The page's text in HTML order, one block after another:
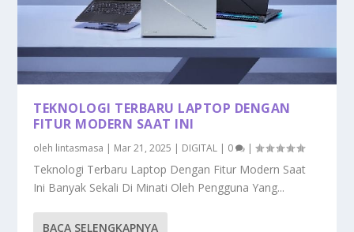
TEKNOLOGI TERBARU LAPTOP DENGAN
FITUR MODERN SAAT INI
oleh lintasmasa | Mar 21, 2025 | DIGITAL | 0 |
Teknologi Terbaru Laptop Dengan Fitur Modern Saat
Ini Banyak Sekali Di Minati Oleh Pengguna Yang...
BACA SELENGKAPNYA